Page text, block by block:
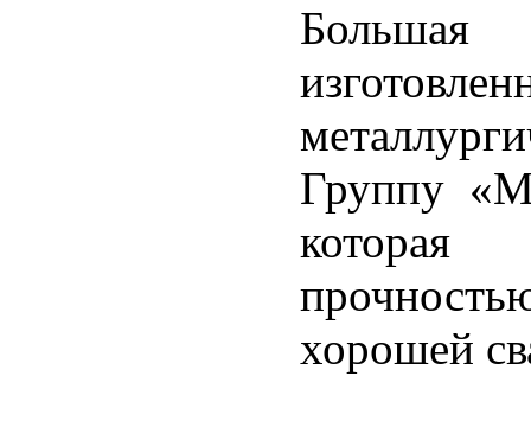
Группу
хорошей